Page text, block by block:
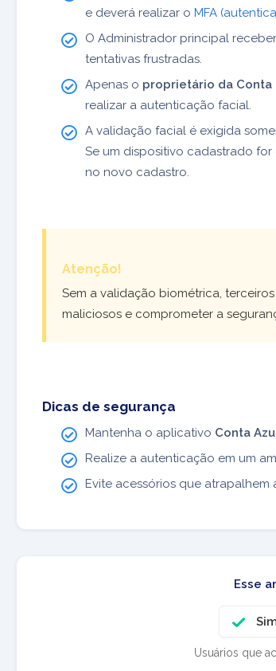
e deverá realizar o MFA
O Administrador principal
tentativas frustradas.
Apenas o proprietário da Conta
realizar a autenticação facial.
A validação facial é exigida
Se um dispositivo cadastrado
no novo cadastro.
Atenção!
Sem a validação biométrica,
maliciosos e comprometer a
Dicas de segurança
Mantenha o aplicativo Conta
Realize a autenticação em um
Evite acessórios que atrapalhem
Esse
Usuários que